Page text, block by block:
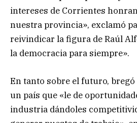
intereses de Corrientes
nuestra provincia», exclamó
reivindicar la figura de Raúl
la democracia para siempre».
En tanto sobre el futuro,
un país que «le de
industria dándoles